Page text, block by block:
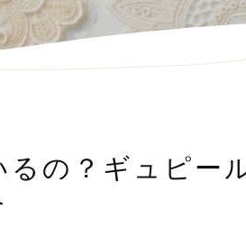
の？ギュピー